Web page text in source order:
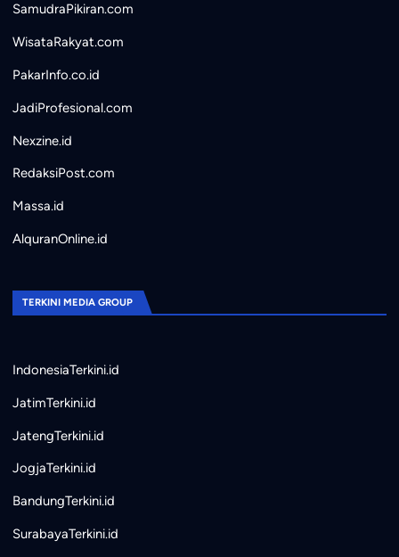
SamudraPikiran.com
WisataRakyat.com
PakarInfo.co.id
JadiProfesional.com
Nexzine.id
RedaksiPost.com
Massa.id
AlquranOnline.id
TERKINI MEDIA GROUP
IndonesiaTerkini.id
JatimTerkini.id
JatengTerkini.id
JogjaTerkini.id
BandungTerkini.id
SurabayaTerkini.id